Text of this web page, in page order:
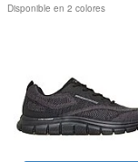
Disponible en 2 colores